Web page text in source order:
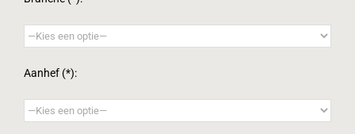
Aanhef (*):